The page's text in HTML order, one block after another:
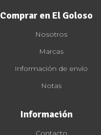
Comprar en El Goloso
Nosotros
Marcas
Información de envío
Notas
Información
Contacto